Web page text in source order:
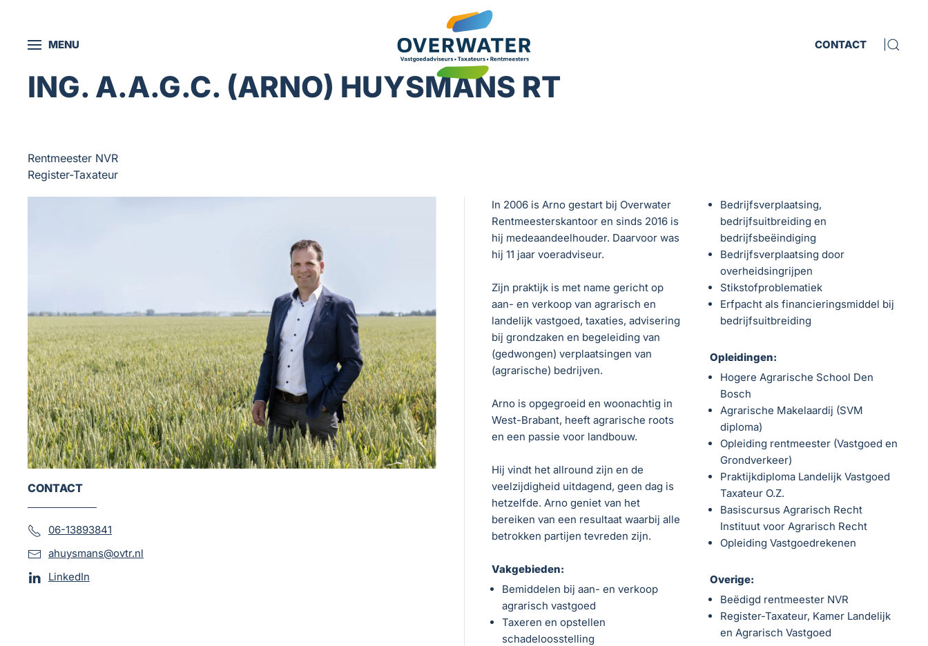
MENU
CONTACT
ING. A.A.G.C. (ARNO) HUYSMANS RT
Rentmeester NVR
Register-Taxateur
CONTACT
06-13893841
ahuysmans@ovtr.nl
LinkedIn
In 2006 is Arno gestart bij Overwater
Rentmeesterskantoor en sinds 2016 is
hij medeaandeelhouder. Daarvoor was
hij 11 jaar voeradviseur.
Zijn praktijk is met name gericht op
aan- en verkoop van agrarisch en
landelijk vastgoed, taxaties, advisering
bij grondzaken en begeleiding van
(gedwongen) verplaatsingen van
(agrarische) bedrijven.
Arno is opgegroeid en woonachtig in
West-Brabant, heeft agrarische roots
en een passie voor landbouw.
Hij vindt het allround zijn en de
veelzijdigheid uitdagend, geen dag is
hetzelfde. Arno geniet van het
bereiken van een resultaat waarbij alle
betrokken partijen tevreden zijn.
Vakgebieden:
Bemiddelen bij aan- en verkoop
agrarisch vastgoed
Taxeren en opstellen
schadeloosstelling
Bedrijfsverplaatsing,
bedrijfsuitbreiding en
bedrijfsbeëindiging
Bedrijfsverplaatsing door
overheidsingrijpen
Stikstofproblematiek
Erfpacht als financieringsmiddel bij
bedrijfsuitbreiding
Opleidingen:
Hogere Agrarische School Den
Bosch
Agrarische Makelaardij (SVM
diploma)
Opleiding rentmeester (Vastgoed en
Grondverkeer)
Praktijkdiploma Landelijk Vastgoed
Taxateur O.Z.
Basiscursus Agrarisch Recht
Instituut voor Agrarisch Recht
Opleiding Vastgoedrekenen
Overige:
Beëdigd rentmeester NVR
Register-Taxateur, Kamer Landelijk
en Agrarisch Vastgoed